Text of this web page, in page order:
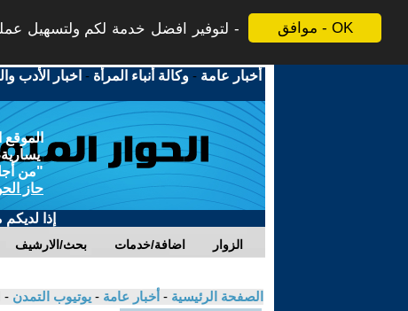
موافق - OK
لتوفير افضل خدمة لكم ولتسهيل
أخبار عامة -وكالة أنباء المرأة - اخبار الأدب
"من
حاز
إذا
بحث/الارشيف اضافة/خدمات الزوار
الصفحة الرئيسية - أخبار عامة - يوتيوب التمدن -